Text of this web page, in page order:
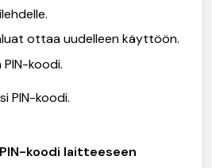
ottaa uudelleen käyttöön.
koodi.
PIN-koodi.
koodi laitteeseen